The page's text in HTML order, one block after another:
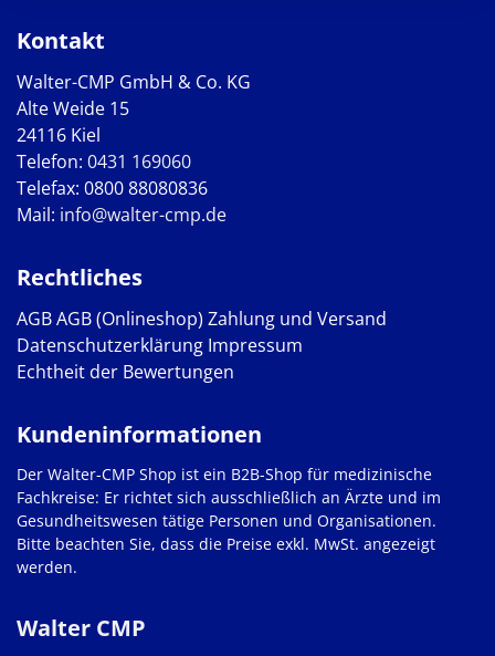
Kontakt
Walter-CMP GmbH & Co. KG
Alte Weide 15
24116 Kiel
Telefon: 0431 169060
Telefax: 0800 88080836
Mail: info@walter-cmp.de
Rechtliches
AGBAGB (Onlineshop) Zahlung und Versand
Datenschutzerklärung Impressum
Echtheit der Bewertungen
Walter CMP
Kundeninformationen
Der Walter-CMP Shop ist ein B2B-Shop für medizinische
Fachkreise: Er richtet sich ausschließlich an Ärzte und im
Gesundheitswesen tätige Personen und Organisationen.
Bitte beachten Sie, dass die Preise exkl. MwSt. angezeigt
werden.